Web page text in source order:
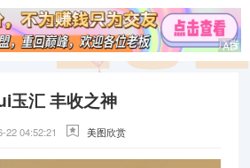
玉汇 丰收之神
22 04:52:21 美图欣赏